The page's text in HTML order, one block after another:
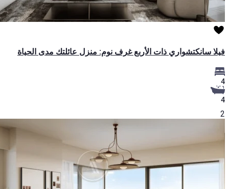
فيلا سانكتشواري ذات الأربع غرف نوم: منزل عائلتك مدى الحياة
4
4
2